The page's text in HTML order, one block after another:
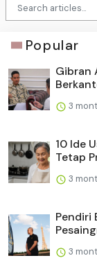
Popular
Gibran
3
10 Ide
Tetap
3
Pendiri
3